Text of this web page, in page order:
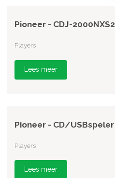
Pioneer - CDJ-2000NXS2
Players
Lees meer
Pioneer - CD/USBspeler
Players
Lees meer